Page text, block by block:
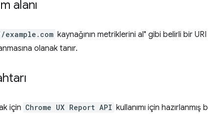
alanı
kaynağının metriklerini al" gibi belirli bir URI
olanak tanır.
için Chrome UX Report API kullanımı için